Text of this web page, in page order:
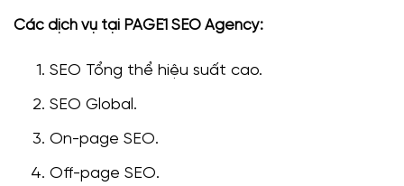
Các dịch vụ tại PAGE1 SEO Agency:
SEO Tổng thể hiệu suất cao.
SEO Global.
On-page SEO.
Off-page SEO.